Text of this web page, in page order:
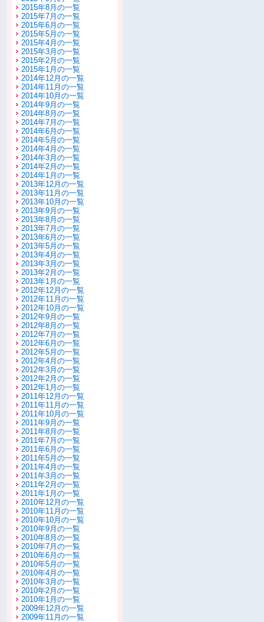
2015年8月の一覧
2015年7月の一覧
2015年6月の一覧
2015年5月の一覧
2015年4月の一覧
2015年3月の一覧
2015年2月の一覧
2015年1月の一覧
2014年12月の一覧
2014年11月の一覧
2014年10月の一覧
2014年9月の一覧
2014年8月の一覧
2014年7月の一覧
2014年6月の一覧
2014年5月の一覧
2014年4月の一覧
2014年3月の一覧
2014年2月の一覧
2014年1月の一覧
2013年12月の一覧
2013年11月の一覧
2013年10月の一覧
2013年9月の一覧
2013年8月の一覧
2013年7月の一覧
2013年6月の一覧
2013年5月の一覧
2013年4月の一覧
2013年3月の一覧
2013年2月の一覧
2013年1月の一覧
2012年12月の一覧
2012年11月の一覧
2012年10月の一覧
2012年9月の一覧
2012年8月の一覧
2012年7月の一覧
2012年6月の一覧
2012年5月の一覧
2012年4月の一覧
2012年3月の一覧
2012年2月の一覧
2012年1月の一覧
2011年12月の一覧
2011年11月の一覧
2011年10月の一覧
2011年9月の一覧
2011年8月の一覧
2011年7月の一覧
2011年6月の一覧
2011年5月の一覧
2011年4月の一覧
2011年3月の一覧
2011年2月の一覧
2011年1月の一覧
2010年12月の一覧
2010年11月の一覧
2010年10月の一覧
2010年9月の一覧
2010年8月の一覧
2010年7月の一覧
2010年6月の一覧
2010年5月の一覧
2010年4月の一覧
2010年3月の一覧
2010年2月の一覧
2010年1月の一覧
2009年12月の一覧
2009年11月の一覧